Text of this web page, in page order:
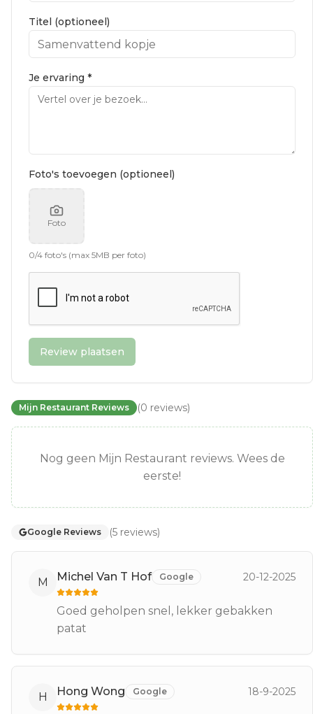
Titel (optioneel)
Je ervaring *
Foto's toevoegen (optioneel)
Foto
0/4 foto's (max 5MB per foto)
Review plaatsen
Mijn Restaurant Reviews (0 reviews)
Nog geen Mijn Restaurant reviews. Wees de
eerste!
Google Reviews (5 reviews)
M Michel Van T Hof Google 20-12-2025
Goed geholpen snel, lekker gebakken
patat
H Hong Wong Google 18-9-2025